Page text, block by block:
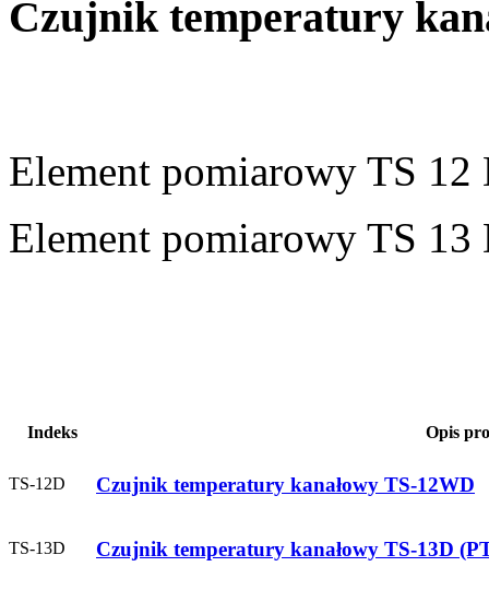
Czujnik temperatury
Element pomiarowy TS 12
Element pomiarowy TS 13
Indeks Opis
TS-12D Czujnik temperatury kanałowy TS-12WD
TS-13D Czujnik temperatury kanałowy TS-13D